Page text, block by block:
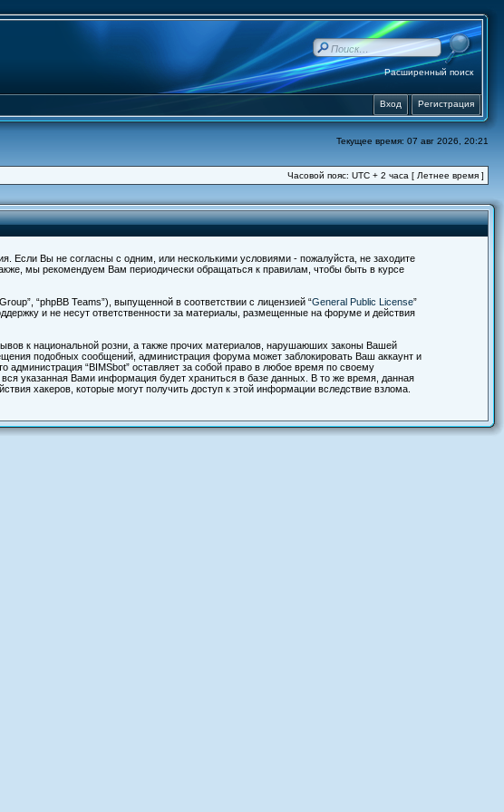
Расширенный поиск
Регистрация
Вход
Текущее время: 07 авг 2026, 20:21
Часовой пояс: UTC + 2 часа [ Летнее время ]
Если Вы не согласны с одним, или несколькими условиями - пожалуйста, не заходите
мы рекомендуем Вам периодически обращаться к правилам, чтобы быть в курсе
“phpBB Teams”), выпущенной в соответствии с лицензией “General Public License”
и не несут ответственности за материалы, размещенные на форуме и действия
к национальной розни, а также прочих материалов, нарушаюших законы Вашей
подобных сообщений, администрация форума может заблокировать Ваш аккаунт и
“BIMSbot” оставляет за собой право в любое время по своему
указанная Вами информация будет храниться в базе данных. В то же время, данная
хакеров, которые могут получить доступ к этой информации вследствие взлома.